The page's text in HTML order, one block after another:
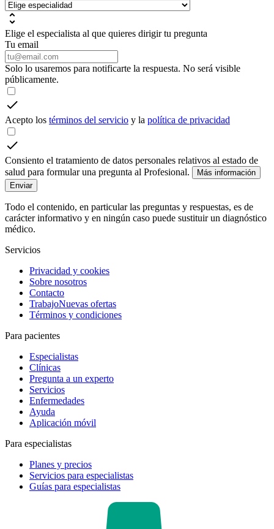
Elige el especialista al que quieres dirigir tu pregunta
Tu email
Solo lo usaremos para notificarte la respuesta. No será visible
públicamente.
Acepto los términos del servicio y la política de privacidad
Consiento el tratamiento de datos personales relativos al estado de
salud para formular una pregunta al Profesional.
Más información
Enviar
Todo el contenido, en particular las preguntas y respuestas, es de
carácter informativo y en ningún caso puede sustituir un diagnóstico
médico.
Servicios
Privacidad y cookies
Sobre nosotros
Contacto
TrabajoNuevas ofertas
Términos y condiciones
Para pacientes
Especialistas
Clínicas
Pregunta a un experto
Servicios
Enfermedades
Ayuda
Aplicación móvil
Para especialistas
Planes y precios
Servicios para especialistas
Guías para especialistas